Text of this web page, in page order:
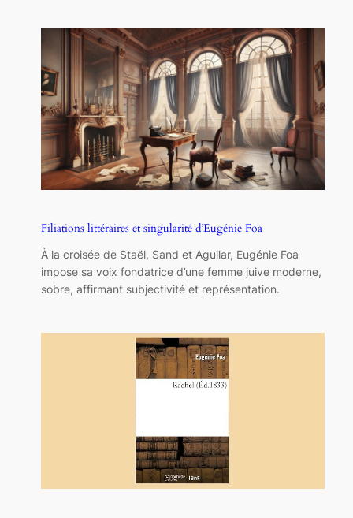
Filiations littéraires et singularité d’Eugénie Foa
À la croisée de Staël, Sand et Aguilar, Eugénie Foa
impose sa voix fondatrice d’une femme juive moderne,
sobre, affirmant subjectivité et représentation.